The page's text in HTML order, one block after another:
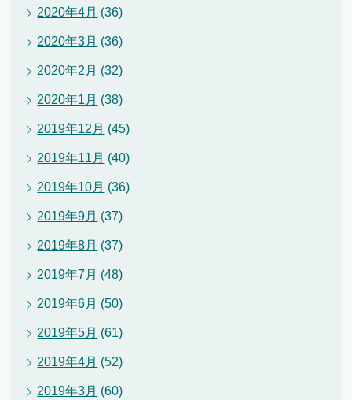
2020年4月 (36)
2020年3月 (36)
2020年2月 (32)
2020年1月 (38)
2019年12月 (45)
2019年11月 (40)
2019年10月 (36)
2019年9月 (37)
2019年8月 (37)
2019年7月 (48)
2019年6月 (50)
2019年5月 (61)
2019年4月 (52)
2019年3月 (60)